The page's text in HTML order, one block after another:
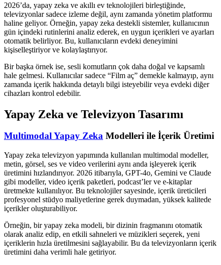
2026’da, yapay zeka ve akıllı ev teknolojileri birleştiğinde,
televizyonlar sadece izleme değil, aynı zamanda yönetim platformu
haline geliyor. Örneğin, yapay zeka destekli sistemler, kullanıcının
gün içindeki rutinlerini analiz ederek, en uygun içerikleri ve ayarları
otomatik belirliyor. Bu, kullanıcıların evdeki deneyimini
kişiselleştiriyor ve kolaylaştırıyor.
Bir başka örnek ise, sesli komutların çok daha doğal ve kapsamlı
hale gelmesi. Kullanıcılar sadece “Film aç” demekle kalmayıp, aynı
zamanda içerik hakkında detaylı bilgi isteyebilir veya evdeki diğer
cihazları kontrol edebilir.
Yapay Zeka ve Televizyon Tasarımı
Multimodal Yapay Zeka Modelleri ile İçerik Üretimi
Yapay zeka televizyon yapımında kullanılan multimodal modeller,
metin, görsel, ses ve video verilerini aynı anda işleyerek içerik
üretimini hızlandırıyor. 2026 itibarıyla, GPT-4o, Gemini ve Claude
gibi modeller, video içerik paketleri, podcast’ler ve e-kitaplar
üretmekte kullanılıyor. Bu teknolojiler sayesinde, içerik üreticileri
profesyonel stüdyo maliyetlerine gerek duymadan, yüksek kalitede
içerikler oluşturabiliyor.
Örneğin, bir yapay zeka modeli, bir dizinin fragmanını otomatik
olarak analiz edip, en etkili sahneleri ve müzikleri seçerek, yeni
içeriklerin hızla üretilmesini sağlayabilir. Bu da televizyonların içerik
üretimini daha verimli hale getiriyor.